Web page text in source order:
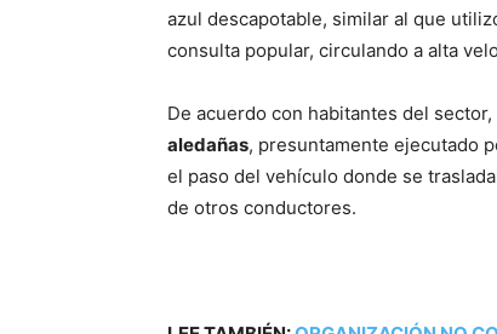
azul descapotable, similar al que
consulta popular, circulando a alta
De acuerdo con habitantes del
aledañas, presuntamente ejecutado
el paso del vehículo donde se
de otros conductores.